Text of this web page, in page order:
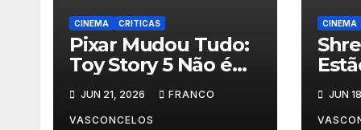
CINEMA CRITICAS
Pixar Mudou Tudo:
Toy Story 5 Não é
JUN 21, 2026 FRANCO
VASCONCELOS
CINEMA
JUN